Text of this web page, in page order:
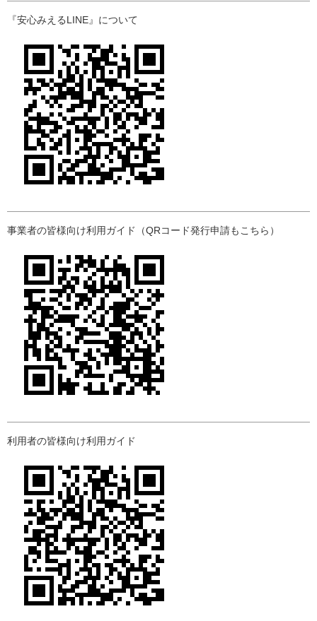
『安心みえるLINE』について
事業者の皆様向け利用ガイド（QRコード発行申請もこちら）
利用者の皆様向け利用ガイド